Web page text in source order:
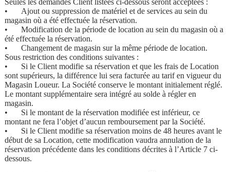
Seules les demandes Client listées ci-dessous seront acceptées :
•
Ajout ou suppression de matériel et de services au sein du
magasin où a été effectuée la réservation.
•
Modification de la période de location au sein du magasin où a
été effectuée la réservation.
•
Changement de magasin sur la même période de location.
Sous restriction des conditions suivantes :
•
Si le Client modifie sa réservation et que les frais de Location
sont supérieurs, la différence lui sera facturée au tarif en vigueur du
Magasin Loueur. La Société conserve le montant initialement réglé.
Le montant supplémentaire sera intégré au solde à régler en
magasin.
•
Si le montant de la réservation modifiée est inférieur, ce
montant ne fera l’objet d’aucun remboursement par la Société.
•
Si le Client modifie sa réservation moins de 48 heures avant le
début de sa Location, cette modification vaudra annulation de la
réservation précédente dans les conditions décrites à l’Article 7 ci-
dessous.